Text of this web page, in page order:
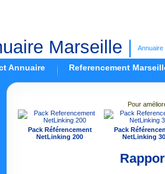
Marseille Annuaire
Annuaire Referencement
Pour
Pack Référencement
NetLinking 200
Pack
NetLinking